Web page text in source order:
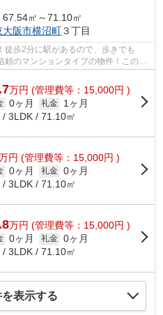
67.54㎡～71.10㎡
大阪市横沼町３丁目
徒歩2分に駅があるので、歩きでも
のマンションタイプの物件！このエ
評を...
万円 (管理費等：15,000円 )
0ヶ月 礼金
1ヶ月
/ 3LDK / 71.10㎡
円 (管理費等：15,000円 )
0ヶ月 礼金 0ヶ月
/ 3LDK / 71.10㎡
万円 (管理費等：15,000円 )
0ヶ月 礼金 0ヶ月
/ 3LDK / 71.10㎡
を表示する